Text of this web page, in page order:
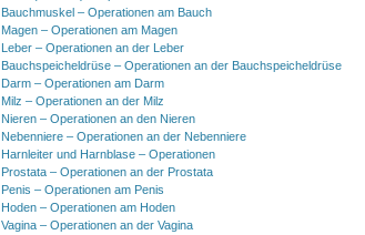
Bauchmuskel – Operationen am Bauch
Magen – Operationen am Magen
Leber – Operationen an der Leber
Bauchspeicheldrüse – Operationen an der Bauchspeicheldrüse
Darm – Operationen am Darm
Milz – Operationen an der Milz
Nieren – Operationen an den Nieren
Nebenniere – Operationen an der Nebenniere
Harnleiter und Harnblase – Operationen
Prostata – Operationen an der Prostata
Penis – Operationen am Penis
Hoden – Operationen am Hoden
Vagina – Operationen an der Vagina